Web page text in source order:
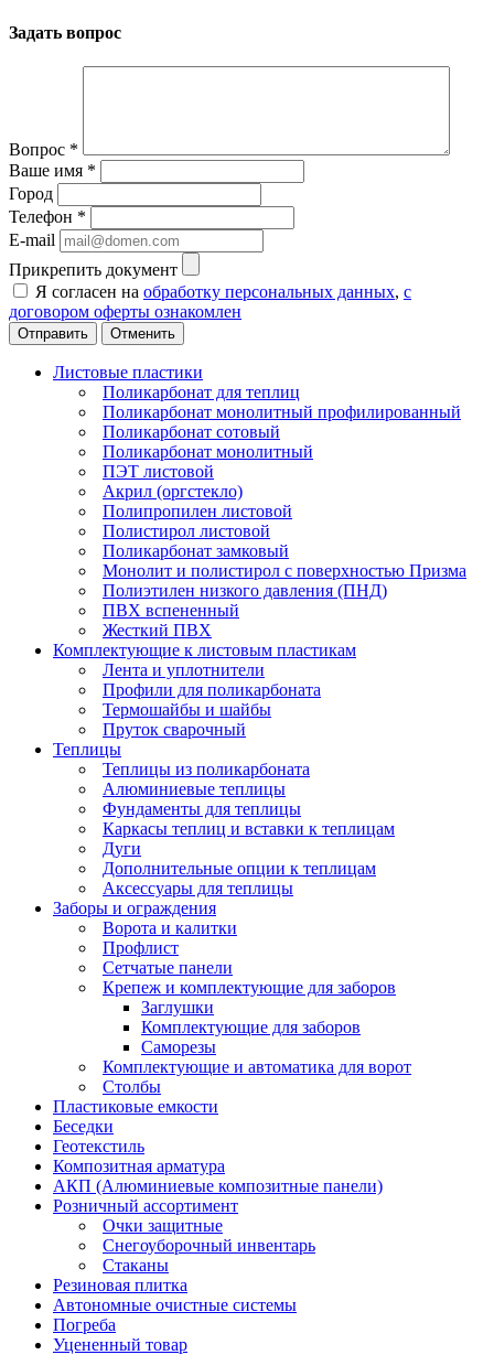
Задать вопрос
Вопрос *
Ваше имя *
Город
Телефон *
E-mail
Прикрепить документ
Я согласен на обработку персональных данных, с
договором оферты ознакомлен
Отменить
Листовые пластики
Поликарбонат для теплиц
Поликарбонат монолитный профилированный
Поликарбонат сотовый
Поликарбонат монолитный
ПЭТ листовой
Акрил (оргстекло)
Полипропилен листовой
Полистирол листовой
Поликарбонат замковый
Монолит и полистирол с поверхностью Призма
Полиэтилен низкого давления (ПНД)
ПВХ вспененный
Жесткий ПВХ
Комплектующие к листовым пластикам
Лента и уплотнители
Профили для поликарбоната
Термошайбы и шайбы
Пруток сварочный
Теплицы
Теплицы из поликарбоната
Алюминиевые теплицы
Фундаменты для теплицы
Каркасы теплиц и вставки к теплицам
Дуги
Дополнительные опции к теплицам
Аксессуары для теплицы
Заборы и ограждения
Ворота и калитки
Профлист
Сетчатые панели
Крепеж и комплектующие для заборов
Заглушки
Комплектующие для заборов
Саморезы
Комплектующие и автоматика для ворот
Столбы
Пластиковые емкости
Беседки
Геотекстиль
Композитная арматура
АКП (Алюминиевые композитные панели)
Розничный ассортимент
Очки защитные
Снегоуборочный инвентарь
Стаканы
Резиновая плитка
Автономные очистные системы
Погреба
Уцененный товар